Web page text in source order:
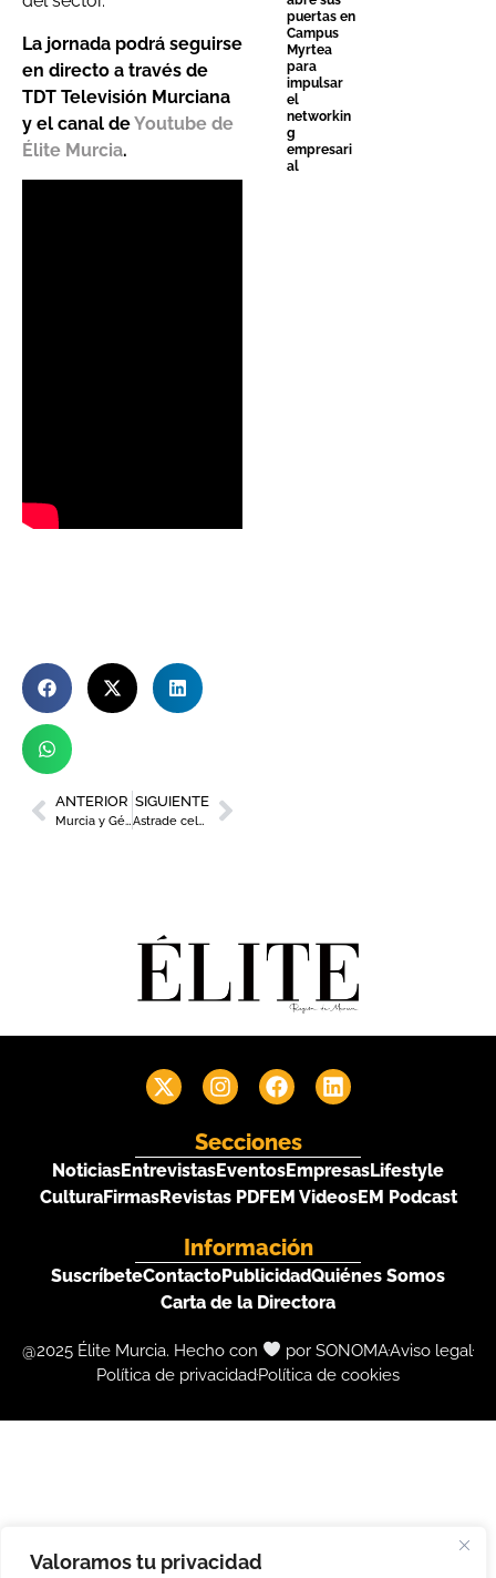
Valoramos tu privacidad
La jornada podrá seguirse
en directo a través de
TDT Televisión Murciana
y el canal deYoutube de
Élite Murcia.
ANTERIOR
Murcia y Génova desarrollarán paquetes de turismo conjuntos a través del programa DATE-Murcia
SIGUIENTE
Astrade celebra su 25 aniversario con una gran gala benéfica
puertas en
Campus
Myrtea
para
impulsar
el
networkin
g
empresari
al
Secciones
NoticiasEntrevistasEventosEmpresasLifestyle
CulturaFirmasRevistas PDFEM VideosEM Podcast
Información
SuscríbeteContactoPublicidadQuiénes Somos
Carta de la Directora
@2025 Élite Murcia. Hecho con por SONOMAAviso legal
Política de privacidadPolítica de cookies